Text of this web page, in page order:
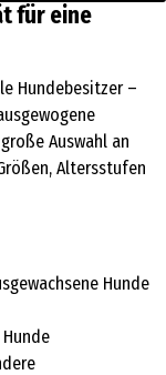
für eine
Hundebesitzer –
Auswahl an
Altersstufen
Hunde